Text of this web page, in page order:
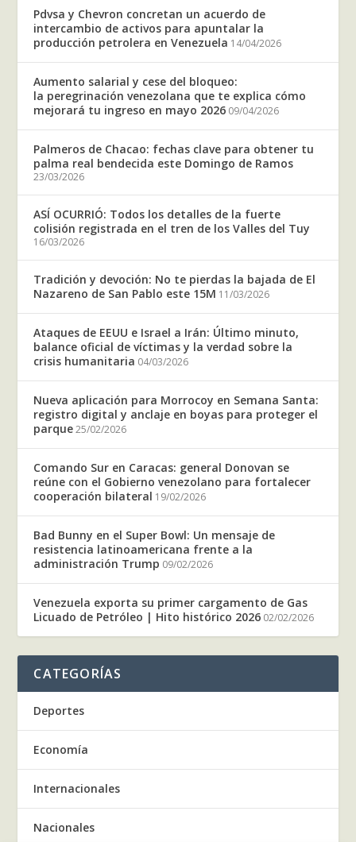
Pdvsa y Chevron concretan un acuerdo de
intercambio de activos para apuntalar la
producción petrolera en Venezuela 14/04/2026
Aumento salarial y cese del bloqueo:
la peregrinación venezolana que te explica cómo
mejorará tu ingreso en mayo 2026 09/04/2026
Palmeros de Chacao: fechas clave para obtener tu
palma real bendecida este Domingo de Ramos
23/03/2026
ASÍ OCURRIÓ: Todos los detalles de la fuerte
colisión registrada en el tren de los Valles del Tuy
16/03/2026
Tradición y devoción: No te pierdas la bajada de El
Nazareno de San Pablo este 15M 11/03/2026
Ataques de EEUU e Israel a Irán: Último minuto,
balance oficial de víctimas y la verdad sobre la
crisis humanitaria 04/03/2026
Nueva aplicación para Morrocoy en Semana Santa:
registro digital y anclaje en boyas para proteger el
parque 25/02/2026
Comando Sur en Caracas: general Donovan se
reúne con el Gobierno venezolano para fortalecer
cooperación bilateral 19/02/2026
Bad Bunny en el Super Bowl: Un mensaje de
resistencia latinoamericana frente a la
administración Trump 09/02/2026
Venezuela exporta su primer cargamento de Gas
Licuado de Petróleo | Hito histórico 2026 02/02/2026
CATEGORÍAS
Deportes
Economía
Internacionales
Nacionales